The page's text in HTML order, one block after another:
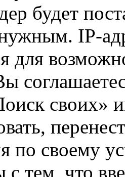
будет
IP-
для
своих»
по своему
с тем, что